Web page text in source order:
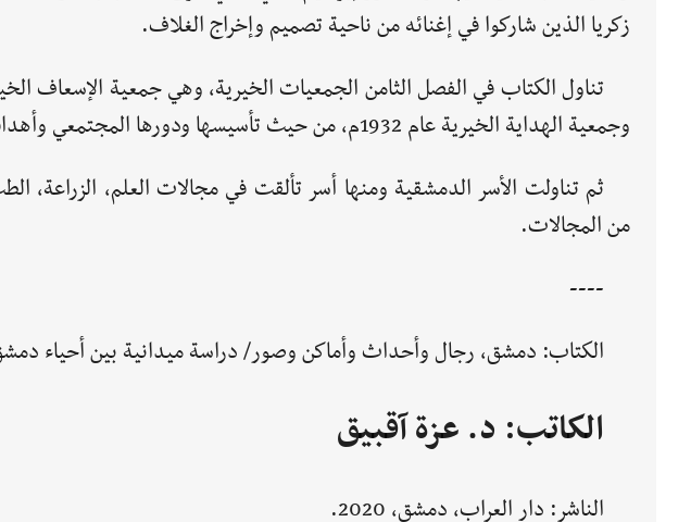
زكريا الذين شاركوا في إغنائه من ناحية تصميم وإخراج الغلاف.
وجمعية الهداية الخيرية عام 1932م، من حيث تأسيسها ودورها المجتمعي وأهدافها التنموية والإنسانية.
ثم تناولت الأسر الدمشقية ومنها أسر تألقت في مجالات العلم، الزراعة،
من المجالات.
----
الكتاب: دمشق، رجال وأحداث وأماكن وصور/ دراسة ميدانية بين أحياء
الكاتب: د. عزة آقبيق
الناشر: دار العراب، دمشق، 2020.